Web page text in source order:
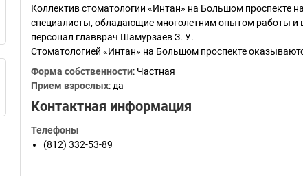
Коллектив стоматологии «Интан» на Большом проспекте
специалисты, обладающие многолетним опытом работы и
персонал главврач Шамурзаев З. У.
Стоматологией «Интан» на Большом проспекте
Форма собственности: Частная
Прием взрослых: да
Контактная информация
Телефоны
(812) 332-53-89